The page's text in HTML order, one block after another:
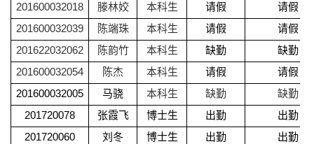
201600032018
滕林姣 本科生 请假
请假
201600032039
陈端珠 本科生 请假
请假
201622032062
陈韵竹 本科生 缺勤
缺勤
201600032054
陈杰 本科生 请假
请假
201600032005
马骁 本科生 缺勤
缺勤
201720078
张霞飞 博士生 出勤
出勤
201720060
刘冬 博士生 出勤
出勤